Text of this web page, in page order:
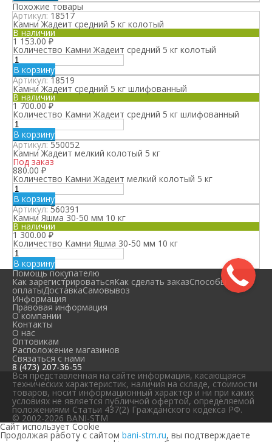
Похожие товары
Артикул:18517
Камни Жадеит средний 5 кг колотый
В наличии
1 153.00₽
Количество Камни Жадеит средний 5 кг колотый
В корзину
Артикул:18519
Камни Жадеит средний 5 кг шлифованный
В наличии
1 700.00₽
Количество Камни Жадеит средний 5 кг шлифованный
В корзину
Артикул:550052
Камни Жадеит мелкий колотый 5 кг
Под заказ
880.00 ₽
Количество Камни Жадеит мелкий колотый 5 кг
В корзину
Артикул:560391
Камни Яшма 30-50 мм 10 кг
В наличии
1 300.00₽
Количество Камни Яшма 30-50 мм 10 кг
В корзину
Помощь покупателю
Как зарегистрироватьсяКак сделать заказСпособы
оплатыДоставкаСамовывоз
Информация
Правовая информация
О компании
Контакты
О нас
Оптовикам
Расположение магазинов
Связаться с нами
8 (473) 207-36-55
Вся представленная на сайте информация, касающаяся
технических характеристик, наличия на складе, стоимости
товаров, носит информационный характер и ни при каких
условиях не является публичной офертой, определяемой
положениями Статьи 437(2) Гражданского кодекса РФ.
© 2002-2026 BANI-STM
Сайт использует Cookie
Продолжая работу с сайтом bani-stm.ru, вы подтверждаете